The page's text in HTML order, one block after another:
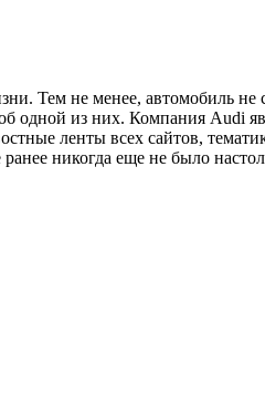
Тем не менее, автомобиль
из них. Компания Audi
ленты всех сайтов,
никогда еще не было